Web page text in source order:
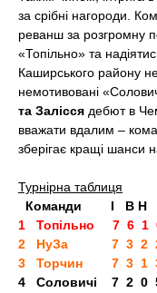
за срібні нагороди.
реванш за розгромну
«Топільно» та
Каширського району
немотивовані
та Залісся дебют в
вважати вдалим –
зберігає кращі шанси
Турнірна таблиця
Команди І
1 Топільно 7 6 1
2 НуЗа 7 3 2 2
3 Торчин 7 3 1 3
4 Соловичі 7 2 0